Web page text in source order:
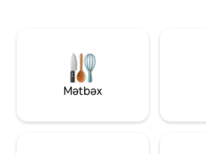
(musiqi/xarici səs-küy yalnız axşam 10-a
qədər) *Giriş: 15:00 (3 PM) / Çıxış: 12:00
Mətbəx